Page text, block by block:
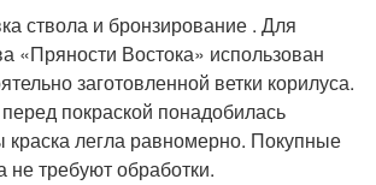
ствола и бронзирование . Для
«Пряности Востока» использован
заготовленной ветки корилуса.
покраской понадобилась
легла равномерно. Покупные
не требуют обработки.